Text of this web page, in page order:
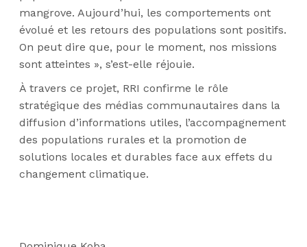
mangrove. Aujourd’hui, les comportements ont
évolué et les retours des populations sont positifs.
On peut dire que, pour le moment, nos missions
sont atteintes », s’est-elle réjouie.
À travers ce projet, RRI confirme le rôle
stratégique des médias communautaires dans la
diffusion d’informations utiles, l’accompagnement
des populations rurales et la promotion de
solutions locales et durables face aux effets du
changement climatique.